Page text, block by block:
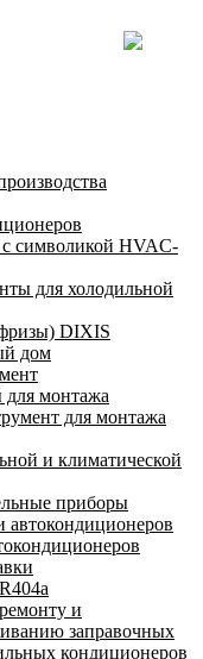
символикой HVAC-
для холодильной
DIXIS
дом
для монтажа
для монтажа
и климатической
приборы
автокондиционеров
и
заправочных
кондиционеров